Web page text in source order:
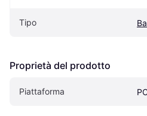
Tipo
Proprietà del prodotto
Piattaforma